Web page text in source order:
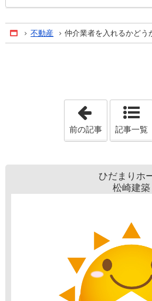
Home
不動産 仲介業者を入れるかどう
「お家時
前の記事 記事一覧
ひだまりホ
松崎建築